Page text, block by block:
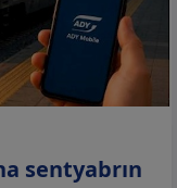
sentyabrın